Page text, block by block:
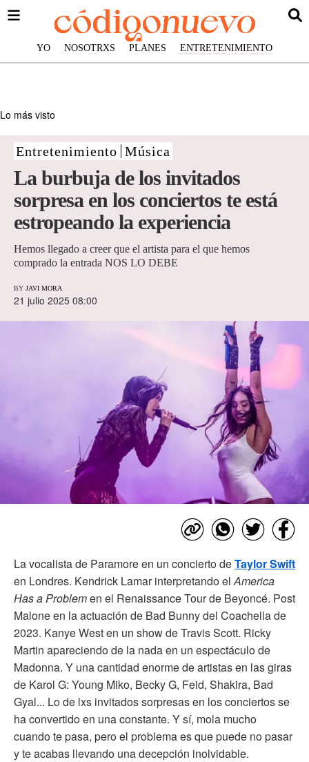
YO NOSOTRXS PLANES ENTRETENIMIENTO
Lo más visto
Entretenimiento Música
La burbuja de los invitados
sorpresa en los conciertos te está
estropeando la experiencia
Hemos llegado a creer que el artista para el que hemos
comprado la entrada NOS LO DEBE
BY JAVI MORA
21 julio 2025 08:00
La vocalista de Paramore en un concierto deTaylor Swift
en Londres. Kendrick Lamar interpretando elAmerica
Has a Problemen el Renaissance Tour de Beyoncé. Post
Malone en la actuación de Bad Bunny del Coachella de
2023. Kanye West en un show de Travis Scott. Ricky
Martin apareciendo de la nada en un espectáculo de
Madonna. Y una cantidad enorme de artistas en las giras
de Karol G: Young Miko, Becky G, Feid, Shakira, Bad
Gyal... Lo de lxs invitados sorpresas en los conciertos se
ha convertido en una constante. Y sí, mola mucho
cuando te pasa, pero el problema es que puede no pasar
y te acabas llevando una decepción inolvidable.